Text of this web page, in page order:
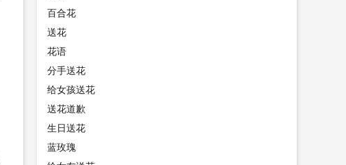
百合花
送花
花语
分手送花
给女孩送花
送花道歉
生日送花
蓝玫瑰